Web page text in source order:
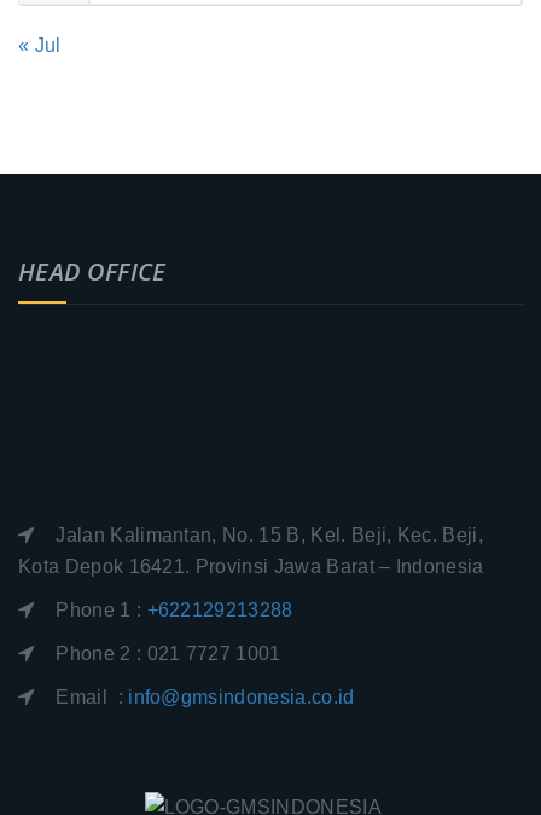
« Jul
HEAD OFFICE
Jalan Kalimantan, No. 15 B, Kel. Beji, Kec. Beji,
Kota Depok 16421. Provinsi Jawa Barat – Indonesia
Phone 1 : +622129213288
Phone 2 : 021 7727 1001
Email : info@gmsindonesia.co.id